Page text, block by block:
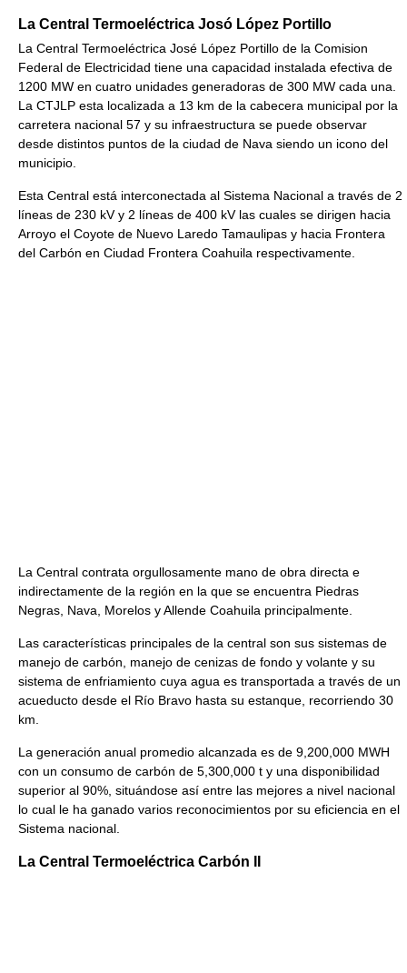
La Central Termoeléctrica Josó López Portillo
La Central Termoeléctrica José López Portillo de la Comision
Federal de Electricidad tiene una capacidad instalada efectiva de
1200 MW en cuatro unidades generadoras de 300 MW cada una.
La CTJLP esta localizada a 13 km de la cabecera municipal por la
carretera nacional 57 y su infraestructura se puede observar
desde distintos puntos de la ciudad de Nava siendo un icono del
municipio.
Esta Central está interconectada al Sistema Nacional a través de 2
líneas de 230 kV y 2 líneas de 400 kV las cuales se dirigen hacia
Arroyo el Coyote de Nuevo Laredo Tamaulipas y hacia Frontera
del Carbón en Ciudad Frontera Coahuila respectivamente.
La Central contrata orgullosamente mano de obra directa e
indirectamente de la región en la que se encuentra Piedras
Negras, Nava, Morelos y Allende Coahuila principalmente.
Las características principales de la central son sus sistemas de
manejo de carbón, manejo de cenizas de fondo y volante y su
sistema de enfriamiento cuya agua es transportada a través de un
acueducto desde el Río Bravo hasta su estanque, recorriendo 30
km.
La generación anual promedio alcanzada es de 9,200,000 MWH
con un consumo de carbón de 5,300,000 t y una disponibilidad
superior al 90%, situándose así entre las mejores a nivel nacional
lo cual le ha ganado varios reconocimientos por su eficiencia en el
Sistema nacional.
La Central Termoeléctrica Carbón II